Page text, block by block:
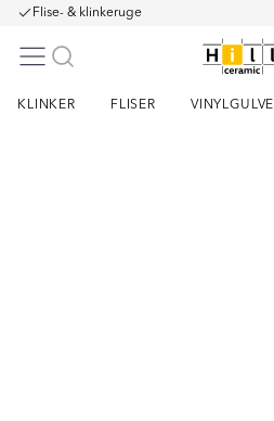
Flise- & klinkeruge
KLINKER FLISER VINYLGULVE